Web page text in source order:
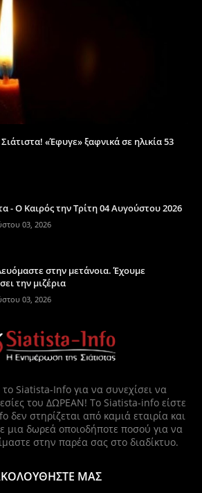
«Έφυγε» ξαφνικά σε ηλικία 53
- Ο Καιρός την Τρίτη 04 Αυγούστου 2026
03, 2026
στην μετάνοια. Έχουμε
την μιζέρια
03, 2026
το Siatista-Info για να συνεχίσει να
του ΔΩΡΕΑΝ! Το Siatista-info είστε
δεν στηρίζεται από καμιά εταιρία και
μια δωρεά οποιοδήποτε ποσού για να
στην παρέα σας στο διαδίκτυο.
ΜΑΣ